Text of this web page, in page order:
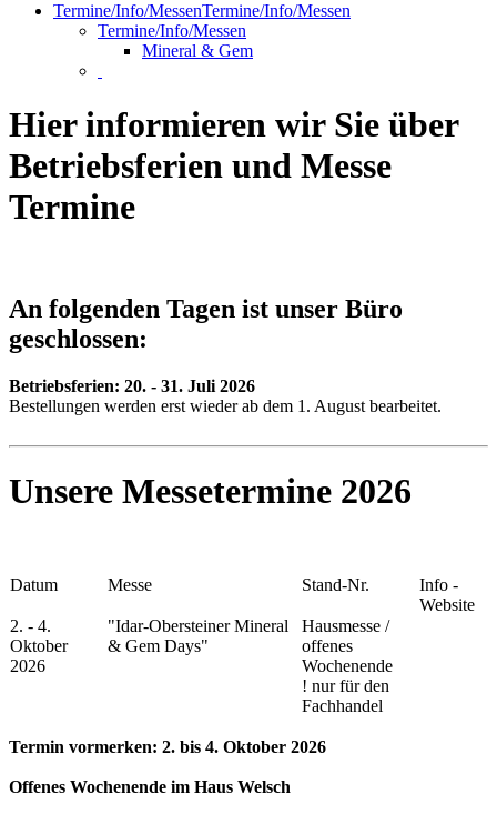
Termine/Info/MessenTermine/Info/Messen
Termine/Info/Messen
Mineral & Gem
Hier informieren wir Sie über
Betriebsferien und Messe
Termine
An folgenden Tagen ist unser Büro
geschlossen:
Betriebsferien: 20. - 31. Juli 2026
Bestellungen werden erst wieder ab dem 1. August bearbeitet.
Unsere Messetermine 2026
Datum Messe Stand-Nr.
Info -
Website
2. - 4.
Oktober
2026
"Idar-Obersteiner Mineral
& Gem Days"
Hausmesse /
offenes
Wochenende
! nur für den
Fachhandel
Termin vormerken: 2. bis 4. Oktober 2026
Offenes Wochenende im Haus Welsch